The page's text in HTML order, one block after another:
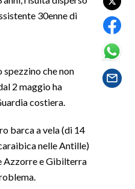
30enne di
che non
2 maggio ha
costiera.
barca a vela (di 14
nelle Antille)
Azzorre e Gibilterra